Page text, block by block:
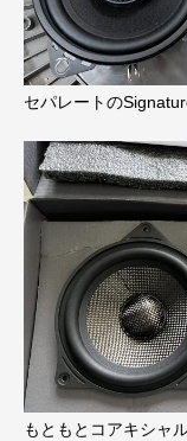
セパレートの
もともとコアキシャ